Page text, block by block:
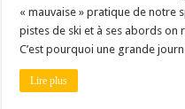
« mauvaise » pratique de notre
pistes de ski et à ses abords on
C’est pourquoi une grande
Lire plus